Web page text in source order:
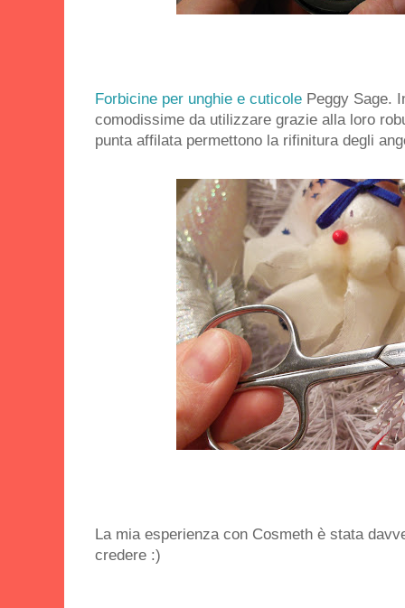
Forbicine per unghie e cuticole Peggy Sage.
comodissime da utilizzare grazie alla loro
punta affilata permettono la rifinitura degli
La mia esperienza con Cosmeth è stata
credere :)